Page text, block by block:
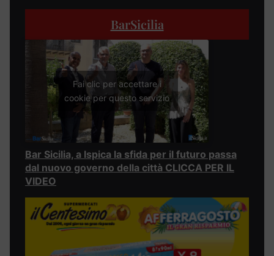
BarSicilia
Fai clic per accettare i
cookie per questo servizio
Bar Sicilia, a Ispica la sfida per il futuro passa
dal nuovo governo della città CLICCA PER IL
VIDEO